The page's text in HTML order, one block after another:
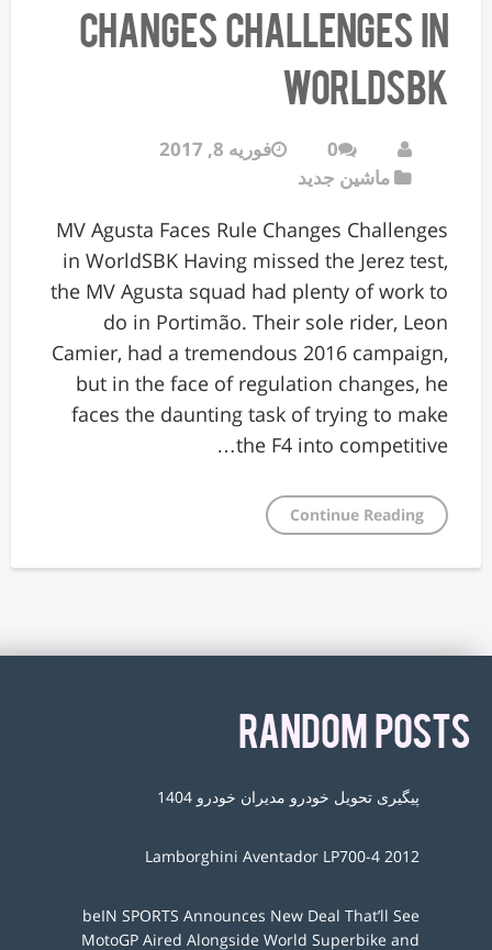
Changes Challenges in
WorldSBK
0
فوریه 8, 2017
ماشین جدید
MV Agusta Faces Rule Changes Challenges
in WorldSBK Having missed the Jerez test,
the MV Agusta squad had plenty of work to
do in Portimão. Their sole rider, Leon
Camier, had a tremendous 2016 campaign,
but in the face of regulation changes, he
faces the daunting task of trying to make
the F4 into competitive…
Continue Reading
RANDOM POSTS
پیگیری تحویل خودرو مدیران خودرو 1404
Lamborghini Aventador LP700-4 2012
beIN SPORTS Announces New Deal That’ll See
MotoGP Aired Alongside World Superbike and